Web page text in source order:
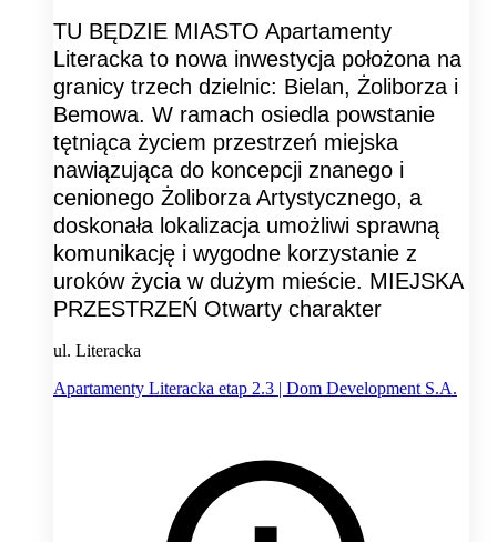
TU BĘDZIE MIASTO Apartamenty
Literacka to nowa inwestycja położona na
granicy trzech dzielnic: Bielan, Żoliborza i
Bemowa. W ramach osiedla powstanie
tętniąca życiem przestrzeń miejska
nawiązująca do koncepcji znanego i
cenionego Żoliborza Artystycznego, a
doskonała lokalizacja umożliwi sprawną
komunikację i wygodne korzystanie z
uroków życia w dużym mieście. MIEJSKA
PRZESTRZEŃ Otwarty charakter
ul. Literacka
Apartamenty Literacka etap 2.3 | Dom Development S.A.